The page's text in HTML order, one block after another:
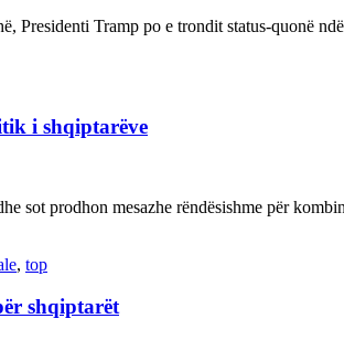
Presidenti Tramp po e trondit status-quonë
i shqiptarëve
sot prodhon mesazhe rëndësishme për
, top
shqiptarët